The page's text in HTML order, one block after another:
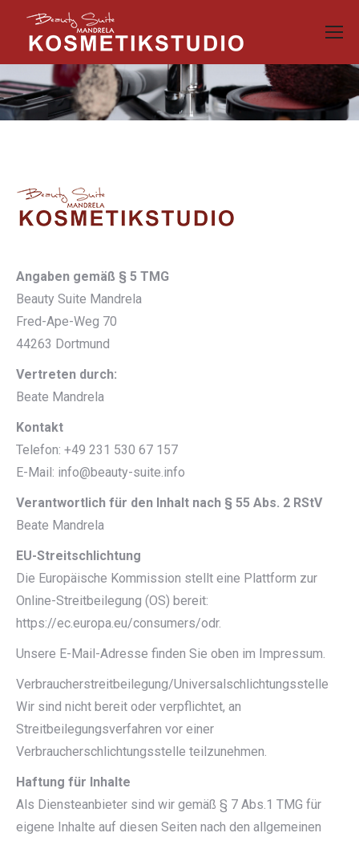
Angaben gemäß § 5 TMG
Beauty Suite Mandrela
Fred-Ape-Weg 70
44263 Dortmund
Vertreten durch:
Beate Mandrela
Kontakt
Telefon: +49 231 530 67 157
E-Mail: info@beauty-suite.info
Verantwortlich für den Inhalt nach § 55 Abs. 2 RStV
Beate Mandrela
EU-Streitschlichtung
Die Europäische Kommission stellt eine Plattform zur
Online-Streitbeilegung (OS) bereit:
https://ec.europa.eu/consumers/odr.
Unsere E-Mail-Adresse finden Sie oben im Impressum.
Verbraucherstreitbeilegung/Universalschlichtungsstelle
Wir sind nicht bereit oder verpflichtet, an
Streitbeilegungsverfahren vor einer
Verbraucherschlichtungsstelle teilzunehmen.
Haftung für Inhalte
Als Diensteanbieter sind wir gemäß § 7 Abs.1 TMG für
eigene Inhalte auf diesen Seiten nach den allgemeinen